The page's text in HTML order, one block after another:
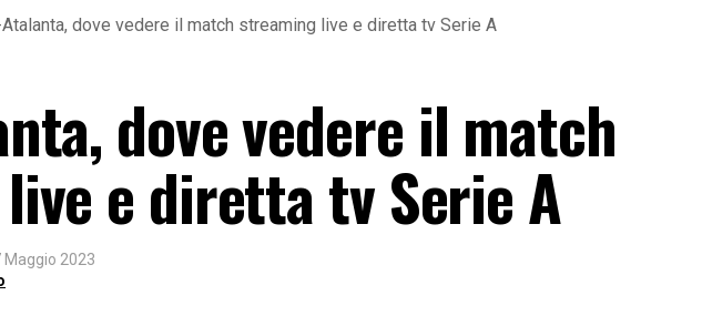
dove vedere il match streaming live e diretta tv Serie A
dove vedere il match
e diretta tv Serie A
Maggio 2023